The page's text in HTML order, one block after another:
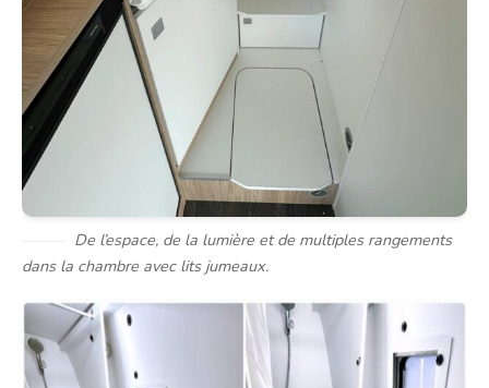
De l’espace, de la lumière et de multiples rangements
dans la chambre avec lits jumeaux.